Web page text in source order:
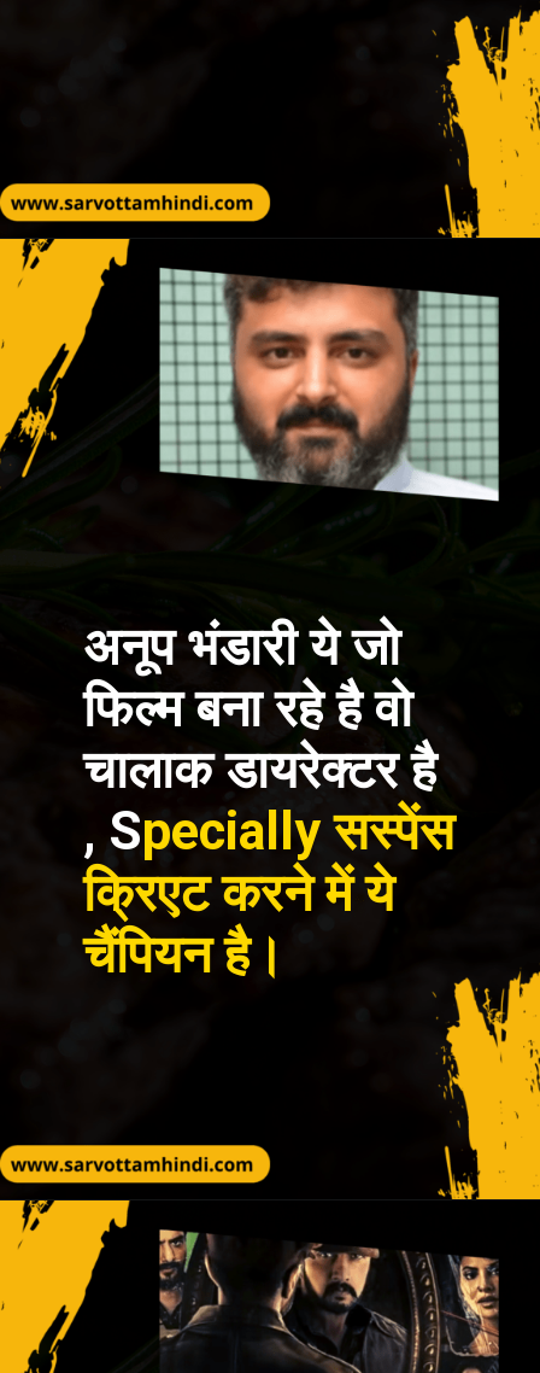
अनूप भंडारी ये जो
फिल्म बना रहे है वो
चालाक डायरेक्टर है
, Specially सस्पेंस
क्रिएट करने में ये
चैंपियन है।